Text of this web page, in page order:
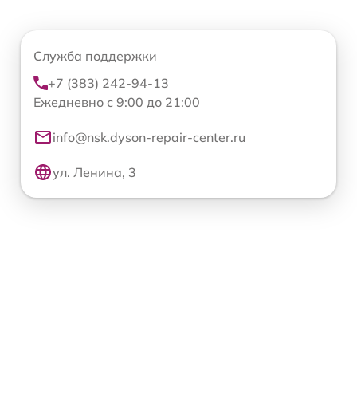
Служба поддержки
+7 (383) 242-94-13
Ежедневно с 9:00 до 21:00
info@nsk.dyson-repair-center.ru
ул. Ленина, 3